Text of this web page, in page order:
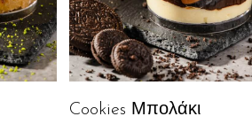
Cookies Μπολάκι